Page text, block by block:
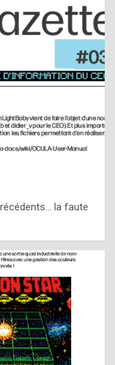
la faute